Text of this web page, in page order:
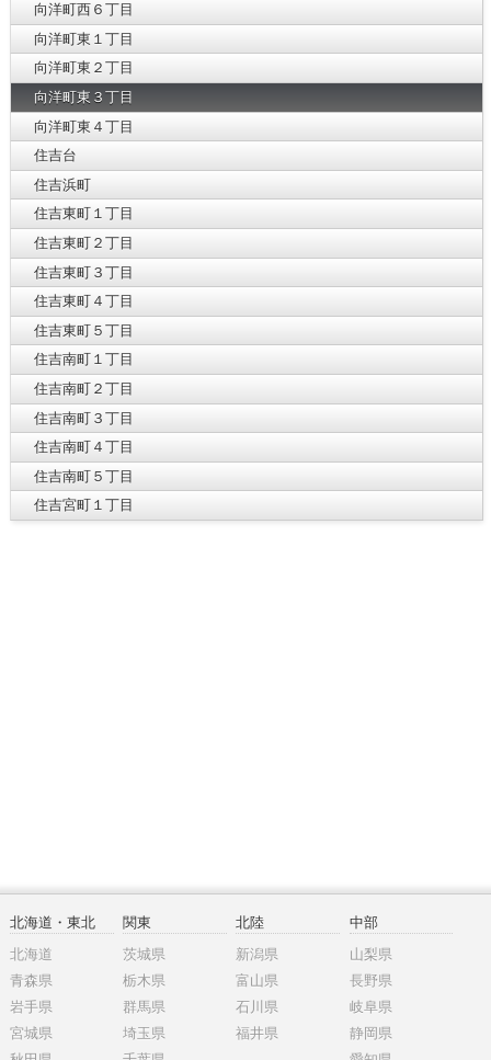
向洋町西６丁目
向洋町東１丁目
向洋町東２丁目
向洋町東３丁目
向洋町東４丁目
住吉台
住吉浜町
住吉東町１丁目
住吉東町２丁目
住吉東町３丁目
住吉東町４丁目
住吉東町５丁目
住吉南町１丁目
住吉南町２丁目
住吉南町３丁目
住吉南町４丁目
住吉南町５丁目
住吉宮町１丁目
北海道・東北
北海道
青森県
岩手県
宮城県
関東
茨城県
栃木県
群馬県
埼玉県
北陸
新潟県
富山県
石川県
福井県
中部
山梨県
長野県
岐阜県
静岡県